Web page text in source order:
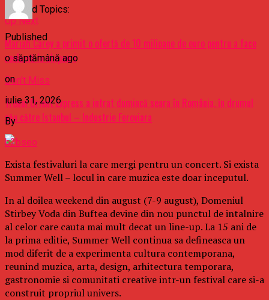
Related Topics:
Up Next
Mariah Carey a primit o ofertă de 10 milioane de euro pentru a face
reclamă la chipsuri
Don't Miss
Trenul Orient Express a intrat dumincă seara în România, în drumul
său către Istanbul – Industrie Feroviara
Published
o săptămână ago
on
iulie 31, 2026
By
b2bseo
Exista festivaluri la care mergi pentru un concert. Si exista
Summer Well – locul in care muzica este doar inceputul.
In al doilea weekend din august (7-9 august), Domeniul
Stirbey Voda din Buftea devine din nou punctul de intalnire
al celor care cauta mai mult decat un line-up. La 15 ani de
la prima editie, Summer Well continua sa defineasca un
mod diferit de a experimenta cultura contemporana,
reunind muzica, arta, design, arhitectura temporara,
gastronomie si comunitati creative intr-un festival care si-a
construit propriul univers.